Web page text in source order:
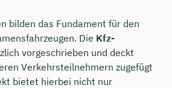
bilden das Fundament für den
Die Kfz-
vorgeschrieben und deckt
Verkehrsteilnehmern zugefügt
bietet hierbei nicht nur